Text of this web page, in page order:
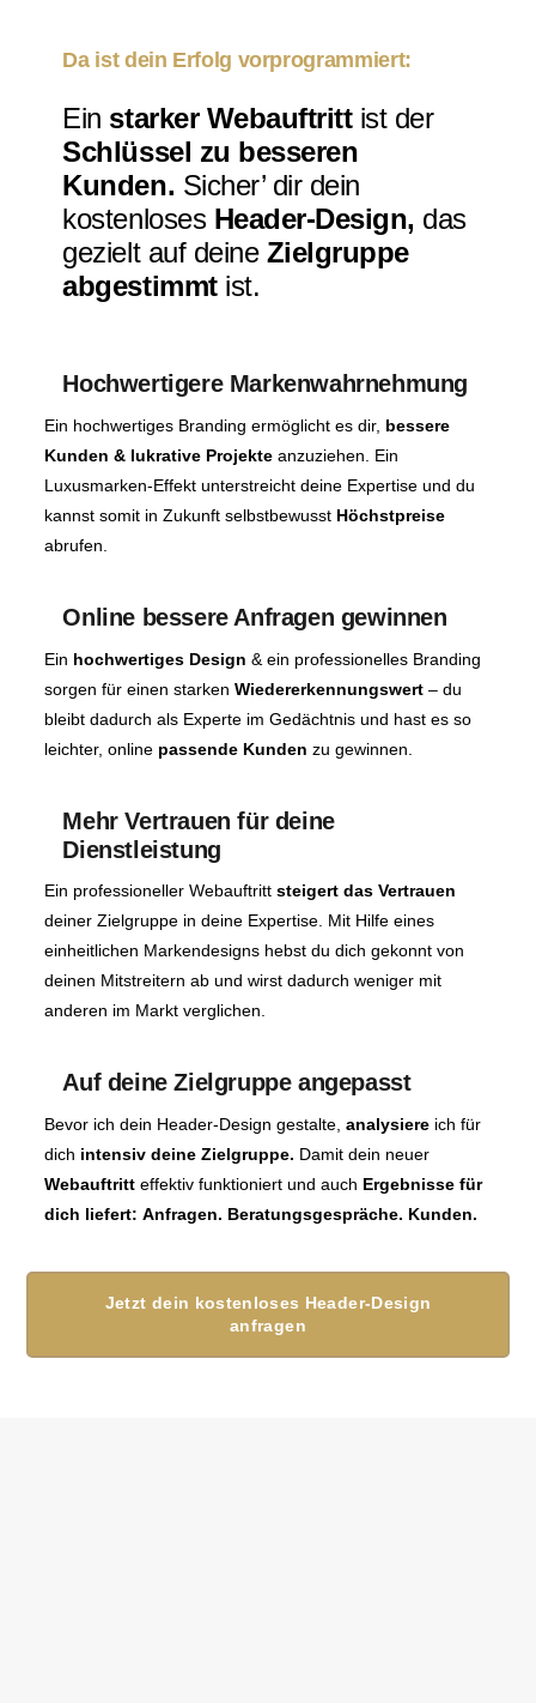
Da ist dein Erfolg vorprogrammiert:
Ein starker Webauftrittist der
Schlüssel zu besseren
Kunden. Sicher’ dir dein
kostenloses Header-Design, das
gezielt auf deine Zielgruppe
abgestimmtist.
Hochwertigere Markenwahrnehmung
Ein hochwertiges Branding ermöglicht es dir, bessere
Kunden & lukrative Projekte anzuziehen. Ein
Luxusmarken-Effekt unterstreicht deine Expertise und du
kannst somit in Zukunft selbstbewusst Höchstpreise
abrufen.
Online bessere Anfragen gewinnen
Ein hochwertiges Design & ein professionelles Branding
sorgen für einen starkenWiedererkennungswert – du
bleibt dadurch als Experte im Gedächtnis und hast es so
leichter, online passende Kunden zu gewinnen.
Mehr Vertrauen für deine
Dienstleistung
Ein professioneller Webauftrittsteigert das Vertrauen
deiner Zielgruppe in deine Expertise. Mit Hilfe eines
einheitlichen Markendesigns hebst du dich gekonnt von
deinen Mitstreitern ab und wirst dadurch weniger mit
anderen im Markt verglichen.
Auf deine Zielgruppe angepasst
Bevor ich dein Header-Design gestalte,analysiere ich für
dich intensiv deine Zielgruppe. Damit dein neuer
Webauftritt effektiv funktioniert und auch Ergebnisse für
dich liefert: Anfragen. Beratungsgespräche. Kunden.
Jetzt dein kostenloses Header-Design
anfragen